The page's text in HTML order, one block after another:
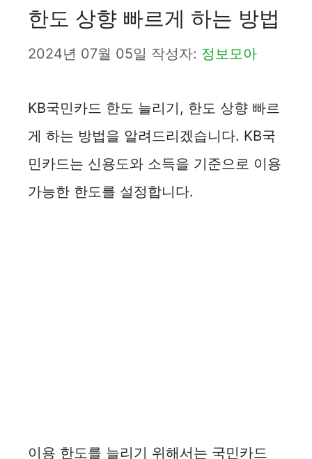
한도 상향 빠르게 하는 방법
2024년 07월 05일 작성자: 정보모아
KB국민카드 한도 늘리기, 한도 상향 빠르
게 하는 방법을 알려드리겠습니다. KB국
민카드는 신용도와 소득을 기준으로 이용
가능한 한도를 설정합니다.
이용 한도를 늘리기 위해서는 국민카드